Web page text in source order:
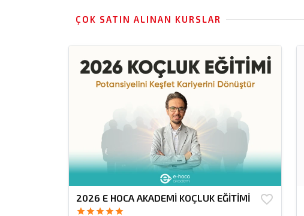
ÇOK SATIN ALINAN KURSLAR
2026 E HOCA AKADEMİ KOÇLUK EĞİTİMİ favorite_border
starstarstarstarstar